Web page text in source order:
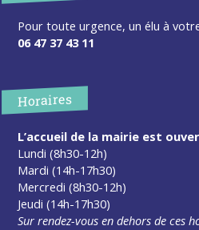
Pour toute urgence, un élu à
06 47 37 43 11
Horaires
L’accueil de la mairie est
Lundi (8h30-12h)
Mardi (14h-17h30)
Mercredi (8h30-12h)
Jeudi (14h-17h30)
Sur rendez-vous en dehors de ces